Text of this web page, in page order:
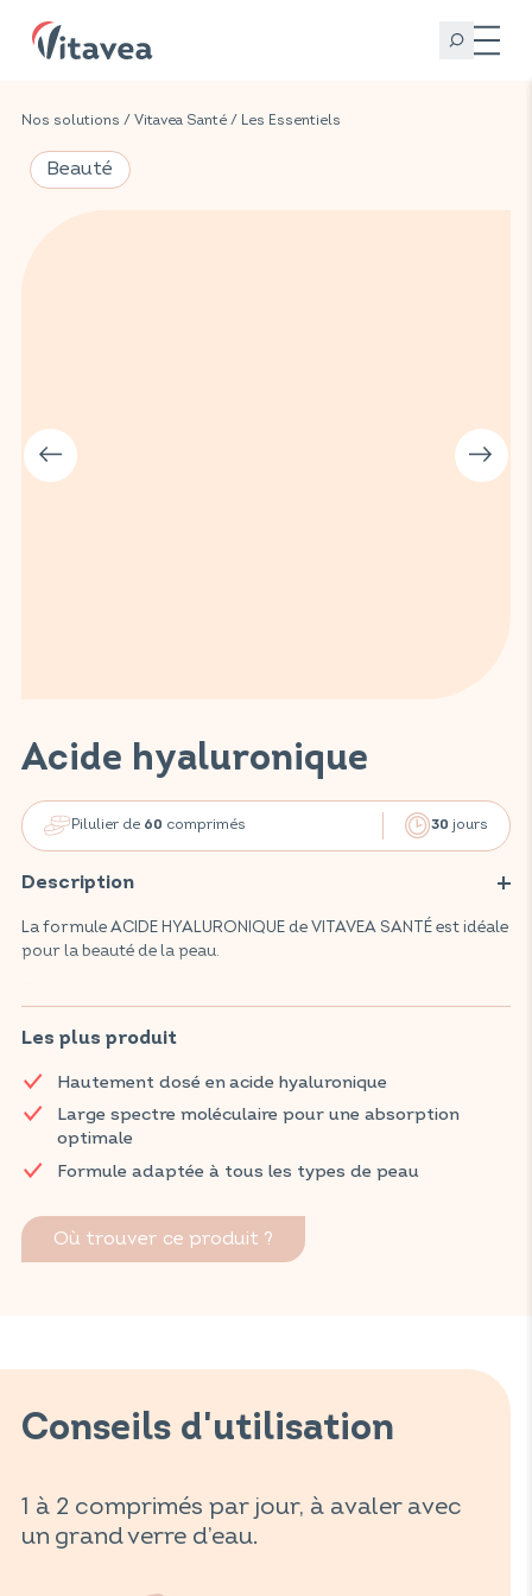
Nos solutions / Vitavea Santé / Les Essentiels
Acide hyaluronique
Pilulier de 60 comprimés 30 jours
Description
La formule ACIDE HYALURONIQUE de VITAVEA SANTÉ est idéale
pour la beauté de la peau.
hyaluronique, agit sur la fermeté, la tonicité et l'hydratation de
la peau.
Retrouvez vos produits VITAVEA SANTÉ dans votre pharmacie
et parapharmacie habituelles.
Les plus produit
Hautement dosé en acide hyaluronique
Large spectre moléculaire pour une absorption
optimale
Formule adaptée à tous les types de peau
Où trouver ce produit ?
Beauté
Conseils d'utilisation
1 à 2 comprimés par jour, à avaler avec
un grand verre d’eau.